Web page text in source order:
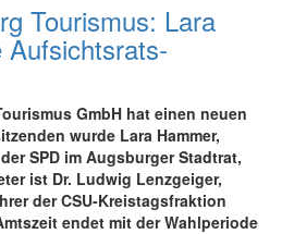
Tourismus: Lara
Aufsichtsrats­
GmbH hat einen neuen
wurde Lara Hammer,
SPD im Augsburger Stadtrat,
ist Dr. Ludwig Lenzgeiger,
der CSU-Kreistags­fraktion
endet mit der Wahlperiode